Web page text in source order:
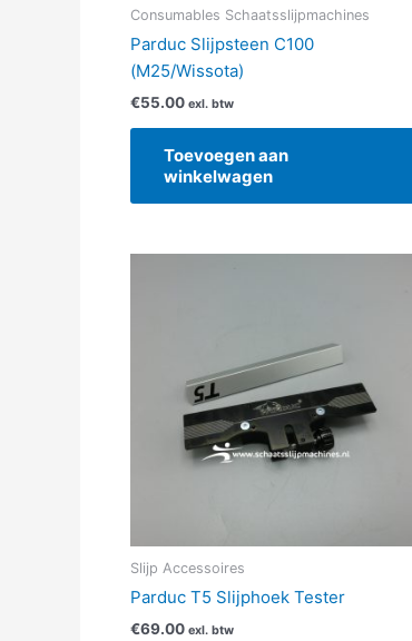
Consumables Schaatsslijpmachines
Parduc Slijpsteen C100
(M25/Wissota)
€55.00 exl. btw
Toevoegen aan
winkelwagen
Slijp Accessoires
Parduc T5 Slijphoek Tester
€69.00 exl. btw